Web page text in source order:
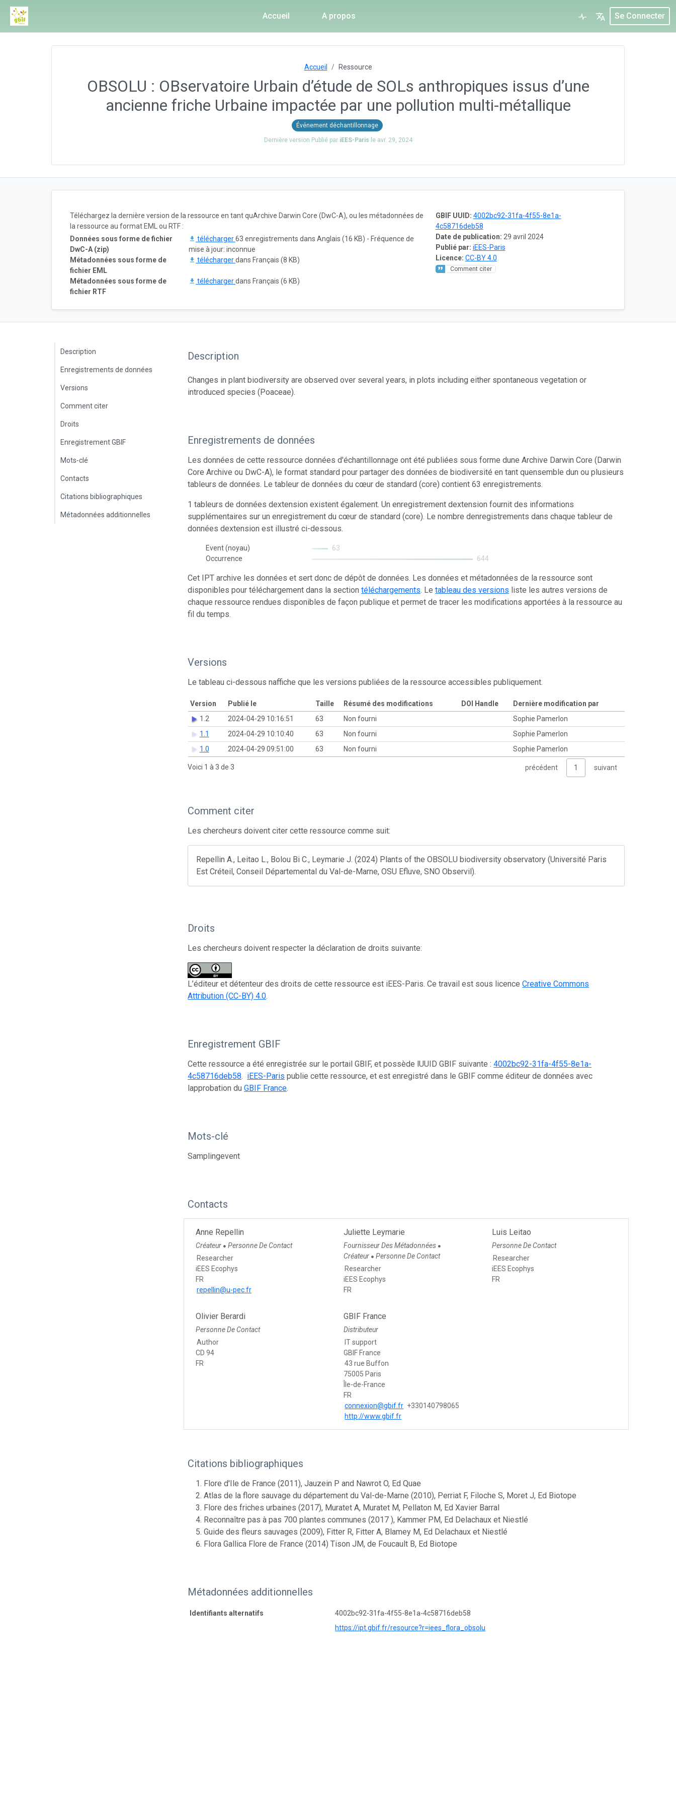
Accueil A propos Se Connecter
Accueil Ressource
OBSOLU : OBservatoire Urbain d’étude de SOLs anthropiques issus d’une
ancienne friche Urbaine impactée par une pollution multi-métallique
Événement déchantillonnage
Dernière version Publié par iEES-Paris le avr. 29, 2024
GBIF UUID: 4002bc92-31fa-4f55-8e1a-
4c58716deb58
Date de publication: 29 avril 2024
Publié par: iEES-Paris
Licence: CC-BY 4.0
Comment citer
Téléchargez la dernière version de la ressource en tant quArchive Darwin Core (DwC-A), ou les métadonnées de
la ressource au format EML ou RTF :
Données sous forme de fichier
DwC-A (zip)
télécharger63 enregistrements dans Anglais (16 KB) - Fréquence de
mise à jour: inconnue
Métadonnées sous forme de
fichier EML
téléchargerdans Français (8 KB)
Métadonnées sous forme de
fichier RTF
téléchargerdans Français (6 KB)
Description
Enregistrements de données
Versions
Comment citer
Droits
Enregistrement GBIF
Mots-clé
Contacts
Citations bibliographiques
Métadonnées additionnelles
Description
Changes in plant biodiversity are observed over several years, in plots including either spontaneous vegetation or
introduced species (Poaceae).
Enregistrements de données
Les données de cette ressource données d'échantillonnage ont été publiées sous forme dune Archive Darwin Core (Darwin
Core Archive ou DwC-A), le format standard pour partager des données de biodiversité en tant quensemble dun ou plusieurs
tableurs de données. Le tableur de données du cœur de standard (core) contient 63 enregistrements.
1 tableurs de données dextension existent également. Un enregistrement dextension fournit des informations
supplémentaires sur un enregistrement du cœur de standard (core). Le nombre denregistrements dans chaque tableur de
données dextension est illustré ci-dessous.
Event (noyau)
63
Occurrence
644
Cet IPT archive les données et sert donc de dépôt de données. Les données et métadonnées de la ressource sont
disponibles pour téléchargement dans la sectiontéléchargements. Letableau des versions liste les autres versions de
chaque ressource rendues disponibles de façon publique et permet de tracer les modifications apportées à la ressource au
fil du temps.
Versions
Le tableau ci-dessous naffiche que les versions publiées de la ressource accessibles publiquement.
Version Publié le Taille Résumé des modifications DOI Handle
Dernière modification par
1.2
2024-04-29 10:16:51 63 Non fourni
Sophie Pamerlon
1.1
2024-04-29 10:10:40 63 Non fourni
Sophie Pamerlon
1.0
2024-04-29 09:51:00 63 Non fourni Sophie Pamerlon
Voici 1 à 3 de 3 précédent 1 suivant
Comment citer
Les chercheurs doivent citer cette ressource comme suit:
Repellin A., Leitao L., Bolou Bi C., Leymarie J. (2024) Plants of the OBSOLU biodiversity observatory (Université Paris
Est Créteil, Conseil Départemental du Val-de-Marne, OSU Efluve, SNO Observil).
Droits
Les chercheurs doivent respecter la déclaration de droits suivante:
L’éditeur et détenteur des droits de cette ressource est iEES-Paris. Ce travail est sous licenceCreative Commons
Attribution (CC-BY) 4.0.
Enregistrement GBIF
Cette ressource a été enregistrée sur le portail GBIF, et possède lUUID GBIF suivante :4002bc92-31fa-4f55-8e1a-
4c58716deb58. iEES-Paris publie cette ressource, et est enregistré dans le GBIF comme éditeur de données avec
lapprobation duGBIF France.
Mots-clé
Samplingevent
Contacts
Anne Repellin
Créateur ● Personne De Contact
Researcher
iEES Ecophys
FR
repellin@u-pec.fr
Juliette Leymarie
Fournisseur Des Métadonnées ●
Créateur ● Personne De Contact
Researcher
iEES Ecophys
FR
Luis Leitao
Personne De Contact
Researcher
iEES Ecophys
FR
Olivier Berardi
Personne De Contact
Author
CD 94
FR
GBIF France
Distributeur
IT support
GBIF France
43 rue Buffon
75005 Paris
Île-de-France
FR
connexion@gbif.fr +330140798065
http://www.gbif.fr
Citations bibliographiques
Flore d'Ile de France (2011), Jauzein P and Nawrot O, Ed Quae
Atlas de la flore sauvage du département du Val-de-Marne (2010), Perriat F, Filoche S, Moret J, Ed Biotope
Flore des friches urbaines (2017), Muratet A, Muratet M, Pellaton M, Ed Xavier Barral
Reconnaître pas à pas 700 plantes communes (2017 ), Kammer PM, Ed Delachaux et Niestlé
Guide des fleurs sauvages (2009), Fitter R, Fitter A, Blamey M, Ed Delachaux et Niestlé
Flora Gallica Flore de France (2014) Tison JM, de Foucault B, Ed Biotope
Métadonnées additionnelles
Identifiants alternatifs
4002bc92-31fa-4f55-8e1a-4c58716deb58
https://ipt.gbif.fr/resource?r=iees_flora_obsolu